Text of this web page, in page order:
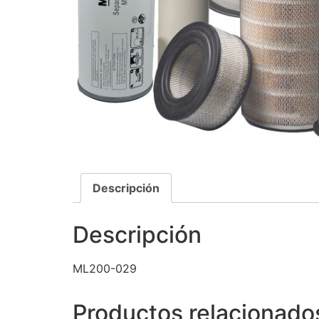
Descripción
Descripción
ML200-029
Productos